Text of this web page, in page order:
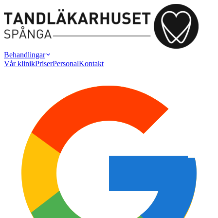
Behandlingar
Vår klinikPriserPersonalKontakt